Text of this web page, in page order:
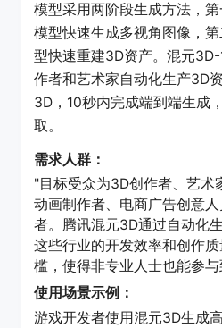
模型采用两阶段生成方法，
模型快速生成多视角图像，
型快速重建3D资产。混元
作者和艺术家自动化生产3D
3D，10秒内完成端到端生成
取。
需求人群：
"目标受众为3D创作者、艺术
动画制作者、电商广告创意
者。腾讯混元3D通过自动化
这些行业的开发效率和创作
槛，使得非专业人士也能参
使用场景示例：
游戏开发者使用混元3D生成